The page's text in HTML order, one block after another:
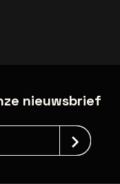
nieuwsbrief